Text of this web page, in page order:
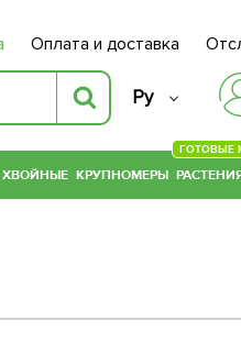
Оплата и доставка
Ру
ХВОЙНЫЕ КРУПНОМЕРЫ
ГОТОВЫЕ